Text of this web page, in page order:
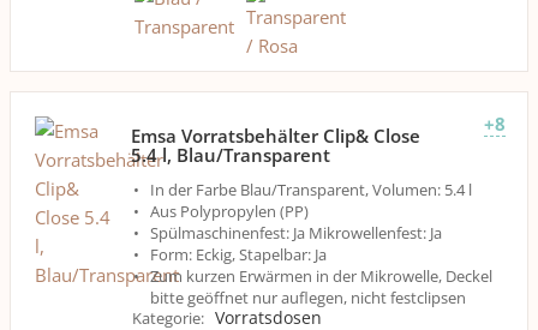
+8
Emsa Vorratsbehälter Clip& Close
5.4 l, Blau/Transparent
In der Farbe Blau/Transparent, Volumen: 5.4 l
Aus Polypropylen (PP)
Spülmaschinenfest: Ja Mikrowellenfest: Ja
Form: Eckig, Stapelbar: Ja
Zum kurzen Erwärmen in der Mikrowelle, Deckel
bitte geöffnet nur auflegen, nicht festclipsen
Kategorie: Vorratsdosen